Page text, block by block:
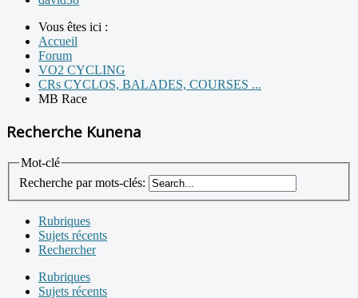
Vous êtes ici :
Accueil
Forum
VO2 CYCLING
CRs CYCLOS, BALADES, COURSES ...
MB Race
Recherche Kunena
Mot-clé
Recherche par mots-clés:
Rubriques
Sujets récents
Rechercher
Rubriques
Sujets récents